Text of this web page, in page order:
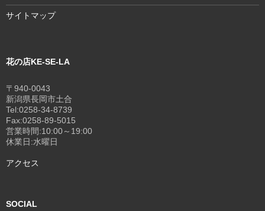
サイトマップ
花の店KE-SE-LA
〒940-0043
新潟県長岡市土合
Tel:0258-34-8739
Fax:0258-89-5015
営業時間:10:00～19:00
休業日:水曜日
アクセス
SOCIAL